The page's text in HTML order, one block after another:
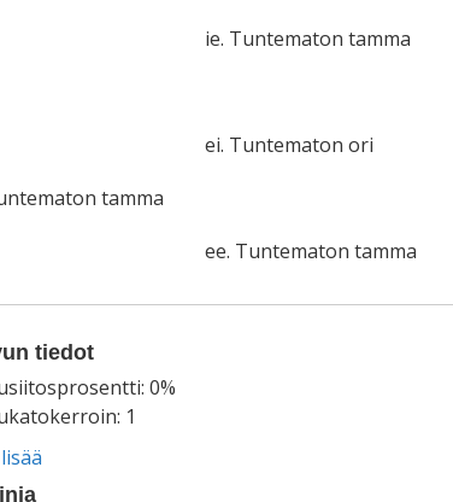
ie. Tuntematon tamma
tamma
ei. Tuntematon ori
ee. Tuntematon tamma
tiedot
0%
1